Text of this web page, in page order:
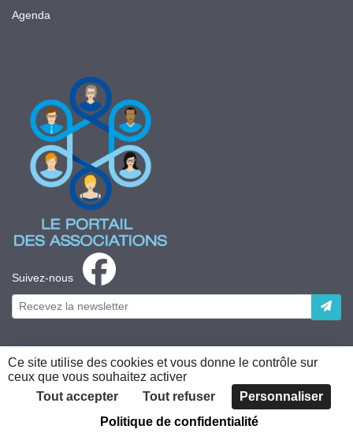
Suivez-nous
Agenda
Plateforme développée en France par
Ce site utilise des cookies et vous donne le contrôle sur
ceux que vous souhaitez activer
Tout accepter
Tout refuser
Personnaliser
Politique de confidentialité